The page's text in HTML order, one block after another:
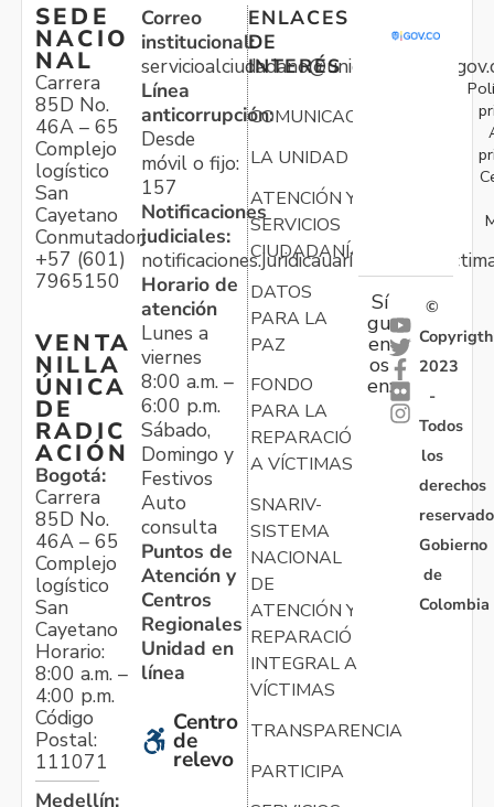
SEDE
NACIO
NAL
Carrera
85D No.
46A – 65
Complejo
logístico
San
Cayetano
Conmutador:
+57 (601)
7965150
VENTA
NILLA
ÚNICA
DE
RADIC
ACIÓN
Bogotá:
Carrera
85D No.
46A – 65
Complejo
logístico
San
Cayetano
Horario:
8:00 a.m. –
4:00 p.m.
Código
Postal:
111071
Medellín:
Correo
institucional:
Línea
anticorrupción:
Desde
móvil o fijo:
157
Notificaciones
judiciales:
Horario de
atención
Lunes a
viernes
8:00 a.m. –
6:00 p.m.
Sábado,
Domingo y
Festivos
Auto
consulta
Puntos de
Atención y
Centros
Regionales
Unidad en
línea
Centro
de
relevo
ENLACES
DE
INTERÉS
COMUNICACIONES
LA UNIDAD
ATENCIÓN Y
SERVICIOS
CIUDADANÍA
DATOS
PARA LA
PAZ
FONDO
PARA LA
REPARACIÓN
A VÍCTIMAS
SNARIV-
SISTEMA
NACIONAL
DE
ATENCIÓN Y
REPARACIÓN
INTEGRAL A
VÍCTIMAS
TRANSPARENCIA
PARTICIPA
Sí
gu
en
os
en:
©
Copyrigth
2023
-
Todos
los
derechos
Gobierno
de
Colombia